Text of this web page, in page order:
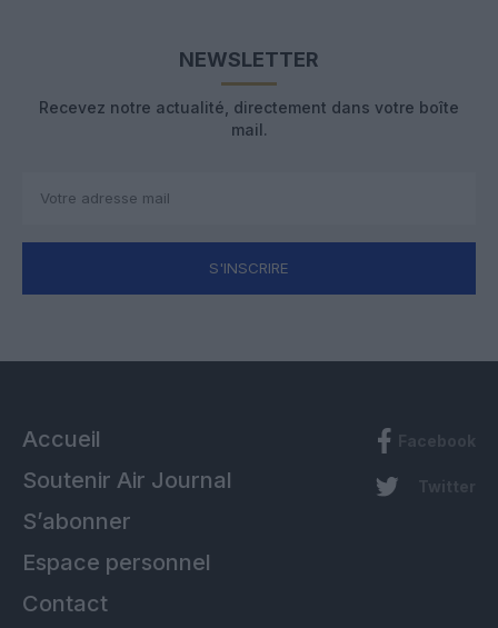
NEWSLETTER
Recevez notre actualité, directement dans votre boîte
mail.
S'INSCRIRE
Accueil
Soutenir Air Journal
S’abonner
Espace personnel
Contact